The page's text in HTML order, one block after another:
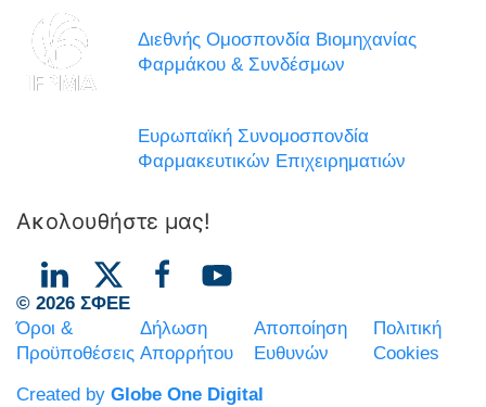
Διεθνής Ομοσπονδία Βιομηχανίας
Φαρμάκου & Συνδέσμων
Ευρωπαϊκή Συνομοσπονδία
Φαρμακευτικών Επιχειρηματιών
Ακολουθήστε μας!
© 2026 ΣΦΕΕ
Όροι &
Προϋποθέσεις
Δήλωση
Απορρήτου
Αποποίηση
Ευθυνών
Πολιτική
Cookies
Created by Globe One Digital